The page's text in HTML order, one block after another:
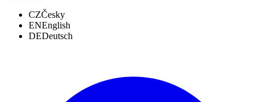
CZČesky
ENEnglish
DEDeutsch